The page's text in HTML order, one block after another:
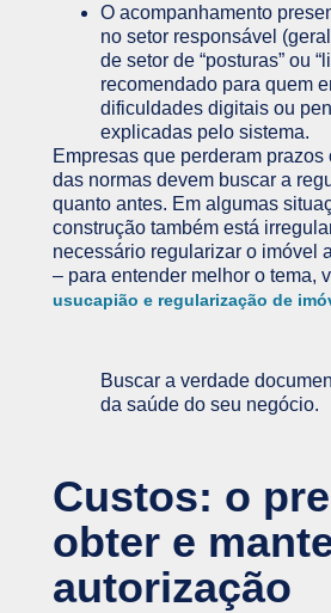
O acompanhamento
no setor responsável
de setor de “posturas” ou
recomendado para quem
dificuldades digitais ou
explicadas pelo sistema.
Empresas que perderam prazos
das normas devem buscar a
quanto antes. Em algumas
construção também está
necessário regularizar o imóvel
– para entender melhor o tema,
usucapião e regularização de
Buscar a verdade
da saúde do seu negócio.
Custos: o
obter e
autorização